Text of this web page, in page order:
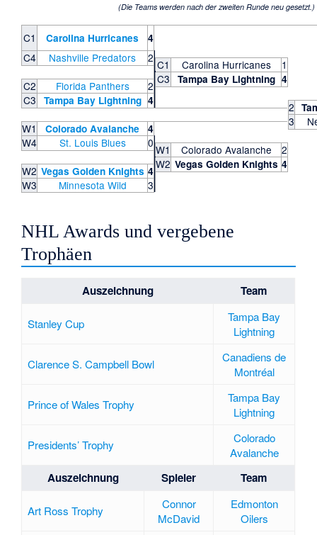
(Die Teams werden nach der zweiten Runde neu gesetzt.)
C1 Carolina Hurricanes 4
C4 Nashville Predators 2 C1 Carolina Hurricanes
1
C3
Tampa Bay Lightning 4
C2 Florida Panthers
2
C3
Tampa Bay Lightning 4 2
3
W1 Colorado Avalanche 4
W4 St. Louis Blues 0 W1 Colorado Avalanche
2
W2 Vegas Golden Knights 4
W2 Vegas Golden Knights 4
W3 Minnesota Wild 3
NHL Awards und vergebene
Trophäen
Auszeichnung Team
Stanley Cup
Tampa Bay
Lightning
Clarence S. Campbell Bowl
Canadiens de
Montréal
Prince of Wales Trophy
Tampa Bay
Lightning
Presidents’ Trophy
Colorado
Avalanche
Auszeichnung Spieler Team
Art Ross Trophy
Connor
McDavid
Edmonton
Oilers